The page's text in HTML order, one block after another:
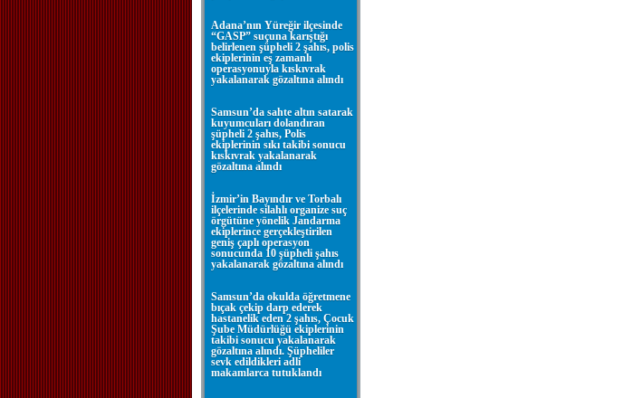
Adana’nın Yüreğir ilçesinde
“GASP” suçuna karıştığı
belirlenen şüpheli 2 şahıs, polis
ekiplerinin eş zamanlı
operasyonuyla kıskıvrak
yakalanarak gözaltına alındı
Samsun’da sahte altın satarak
kuyumcuları dolandıran
şüpheli 2 şahıs, Polis
ekiplerinin sıkı takibi sonucu
kıskıvrak yakalanarak
gözaltına alındı
İzmir’in Bayındır ve Torbalı
ilçelerinde silahlı organize suç
örgütüne yönelik Jandarma
ekiplerince gerçekleştirilen
geniş çaplı operasyon
sonucunda 10 şüpheli şahıs
yakalanarak gözaltına alındı
Samsun’da okulda öğretmene
bıçak çekip darp ederek
hastanelik eden 2 şahıs, Çocuk
Şube Müdürlüğü ekiplerinin
takibi sonucu yakalanarak
gözaltına alındı. Şüpheliler
sevk edildikleri adli
makamlarca tutuklandı